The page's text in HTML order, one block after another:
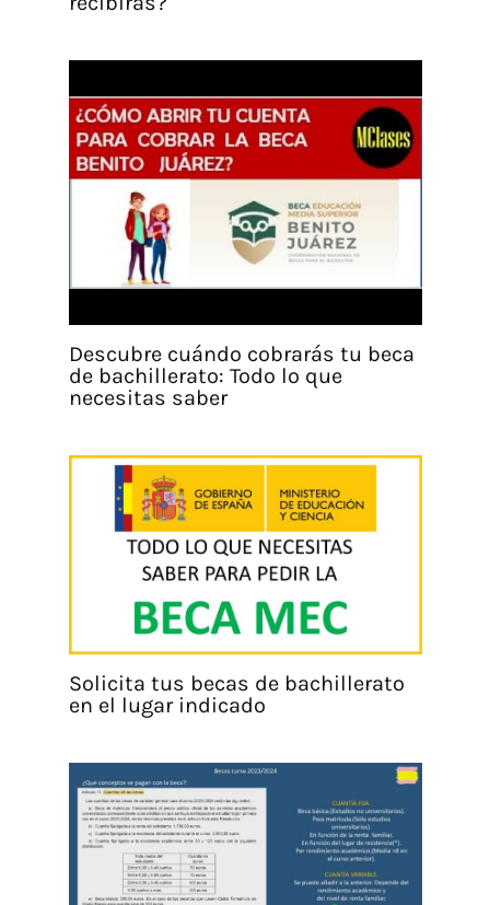
Descubre cuándo cobrarás tu beca
de bachillerato: Todo lo que
necesitas saber
Solicita tus becas de bachillerato
en el lugar indicado